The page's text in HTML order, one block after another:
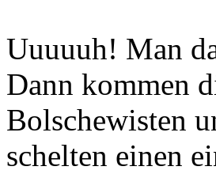
Uuuuuh! Man
Dann kommen
Bolschewisten
schelten einen